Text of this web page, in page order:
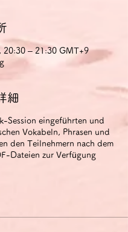
20:30 – 21:30 GMT+9
細
Session eingeführten und
Vokabeln, Phrasen und
den Teilnehmern nach dem
Dateien zur Verfügung